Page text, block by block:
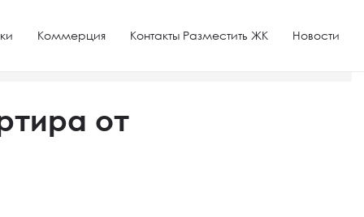
Коммерция Контакты Разместить ЖК Новости
от